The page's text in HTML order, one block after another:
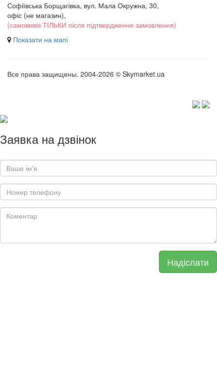
Софіївська Борщагівка, вул. Мала Окружна, 30,
офіс (не магазин),
(самовивіз ТІЛЬКИ після підтвердження замовлення)
Показати на мапі
Все права защищены. 2004-2026 © Skymarket.ua
Заявка на дзвінок
Надіслати